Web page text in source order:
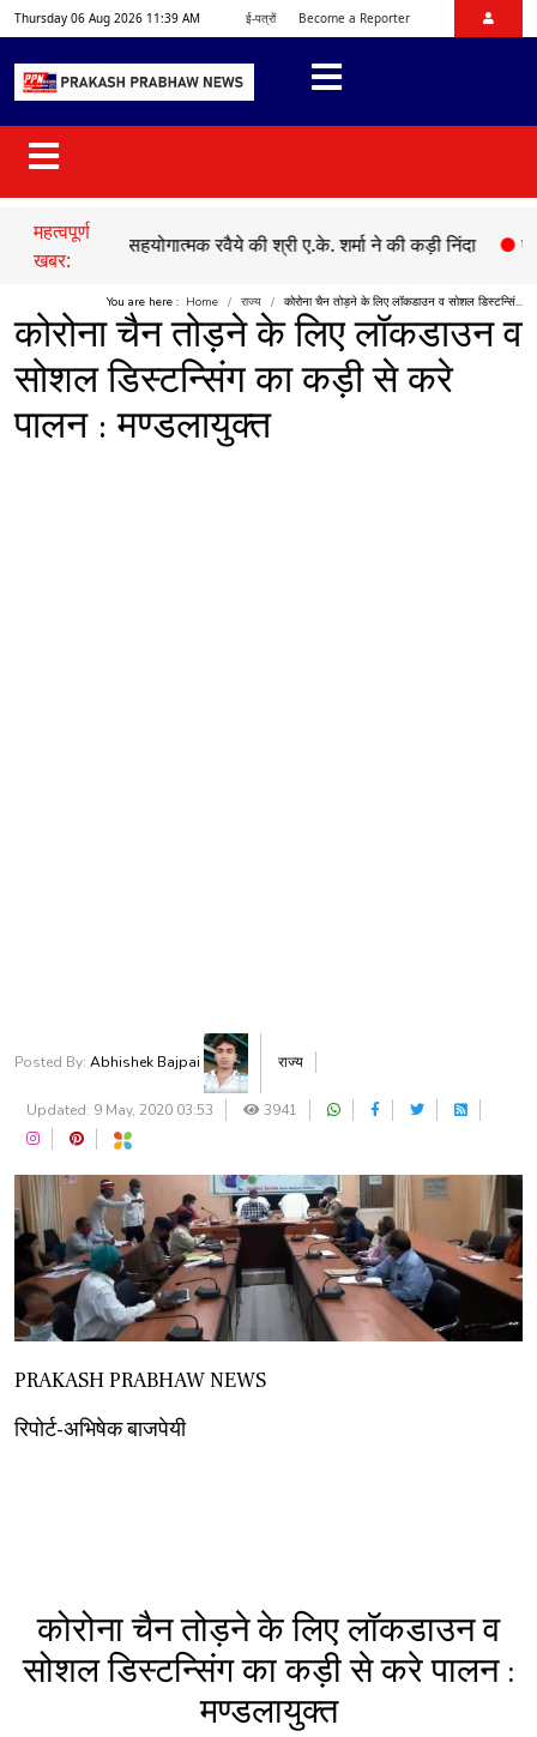
Thursday 06 Aug 2026 11:39 AM ई-पत्रों Become a Reporter
महत्वपूर्ण
खबर:
के असहयोगात्मक रवैये की श्री ए.के. शर्मा ने की कड़ी निंदा ●एक तरफ़ा
You are here : Home राज्य कोरोना चैन तोड़ने के लिए लॉकडाउन व सोशल डिस्टन्सिं...
कोरोना चैन तोड़ने के लिए लॉकडाउन व
सोशल डिस्टन्सिंग का कड़ी से करे
पालन : मण्डलायुक्त
Posted By: Abhishek Bajpai राज्य
Updated: 9 May, 2020 03:53 3941
PRAKASH PRABHAW NEWS
रिपोर्ट-अभिषेक बाजपेयी
कोरोना चैन तोड़ने के लिए लॉकडाउन व
सोशल डिस्टन्सिंग का कड़ी से करे पालन :
मण्डलायुक्त